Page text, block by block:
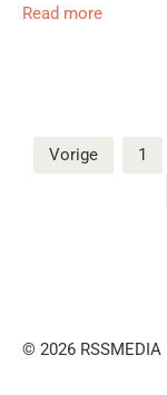
Read more
Berichten
paginering
Vorige 1
© 2026 RSSMEDIA